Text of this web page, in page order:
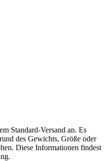
Standard-Versand an. Es
des Gewichts, Größe oder
Diese Informationen findest